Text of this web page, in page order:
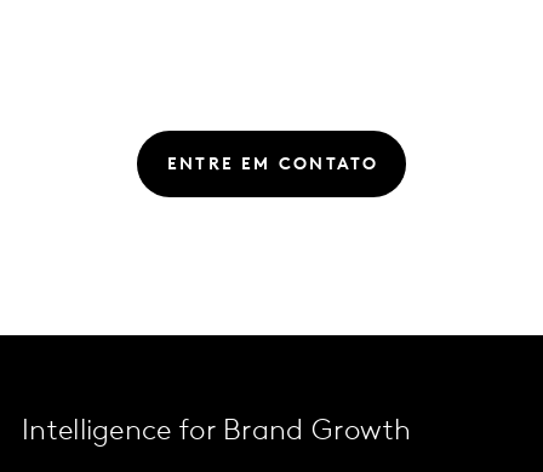
ENTRE EM CONTATO
Intelligence for Brand Growth